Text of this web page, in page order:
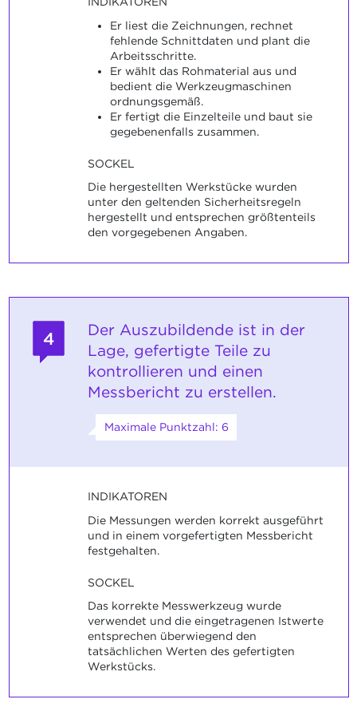
Er liest die Zeichnungen, rechnet
fehlende Schnittdaten und plant die
Arbeitsschritte.
Er wählt das Rohmaterial aus und
bedient die Werkzeugmaschinen
ordnungsgemäß.
Er fertigt die Einzelteile und baut sie
gegebenenfalls zusammen.
SOCKEL
Die hergestellten Werkstücke wurden
unter den geltenden Sicherheitsregeln
hergestellt und entsprechen größtenteils
den vorgegebenen Angaben.
4
Der Auszubildende ist in der
Lage, gefertigte Teile zu
kontrollieren und einen
Messbericht zu erstellen.
Maximale Punktzahl: 6
INDIKATOREN
Die Messungen werden korrekt ausgeführt
und in einem vorgefertigten Messbericht
festgehalten.
SOCKEL
Das korrekte Messwerkzeug wurde
verwendet und die eingetragenen Istwerte
entsprechen überwiegend den
tatsächlichen Werten des gefertigten
Werkstücks.